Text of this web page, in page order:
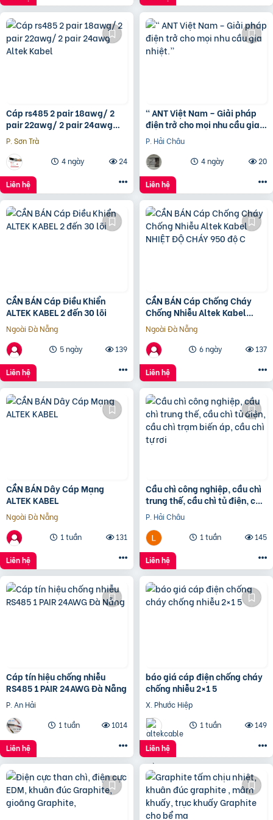
Cáp rs485 2 pair 18awg/ 2
pair 22awg/ 2 pair 24awg
Altek Kabel
P. Sơn Trà
4 ngày
24
Liên hệ
“ ANT Việt Nam – Giải pháp
điện trở cho mọi nhu cầu gia
nhiệt.”
P. Hải Châu
4 ngày
20
Liên hệ
CẦN BÁN Cáp Điều Khiển
ALTEK KABEL 2 đến 30 lõi
Ngoài Đà Nẵng
5 ngày
139
Liên hệ
CẦN BÁN Cáp Chống Cháy
Chống Nhiễu Altek Kabel
NHIỆT ĐỘ CHÁY 950 độ C
Ngoài Đà Nẵng
6 ngày
137
Liên hệ
CẦN BÁN Dây Cáp Mạng
ALTEK KABEL
Ngoài Đà Nẵng
1 tuần
131
Liên hệ
Cầu chì công nghiệp, cầu chì
trung thế, cầu chì tủ điện, cầu
chì trạm biến áp, cầu chì tự
rơi
P. Hải Châu
1 tuần
145
Liên hệ
Cáp tín hiệu chống nhiễu
RS485 1 PAIR 24AWG Đà Nẵng
P. An Hải
1 tuần
1014
Liên hệ
báo giá cáp điện chống cháy
chống nhiễu 2×1 5
X. Phước Hiệp
1 tuần
149
Liên hệ